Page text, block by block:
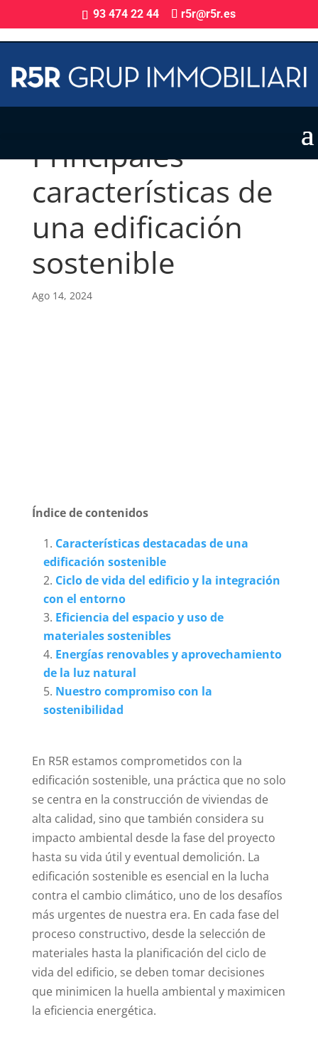
93 474 22 44 r5r@r5r.es
Principales
características de
una edificación
sostenible
Ago 14, 2024
Índice de contenidos
Características destacadas de una
edificación sostenible
Ciclo de vida del edificio y la integración
con el entorno
Eficiencia del espacio y uso de
materiales sostenibles
Energías renovables y aprovechamiento
de la luz natural
Nuestro compromiso con la
sostenibilidad
En R5R estamos comprometidos con la
edificación sostenible, una práctica que no solo
se centra en la construcción de viviendas de
alta calidad, sino que también considera su
impacto ambiental desde la fase del proyecto
hasta su vida útil y eventual demolición. La
edificación sostenible es esencial en la lucha
contra el cambio climático, uno de los desafíos
más urgentes de nuestra era. En cada fase del
proceso constructivo, desde la selección de
materiales hasta la planificación del ciclo de
vida del edificio, se deben tomar decisiones
que minimicen la huella ambiental y maximicen
la eficiencia energética.